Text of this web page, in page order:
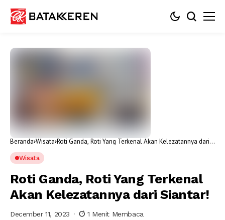
Beranda Wisata Roti Ganda, Roti Yang Terkenal Akan Kelezatannya dari
Wisata
Roti Ganda, Roti Yang Terkenal
Akan Kelezatannya dari Siantar!
December 11, 2023 1 Menit Membaca